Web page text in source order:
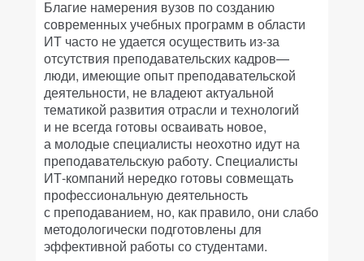
Благие намерения вузов по созданию
современных учебных программ в области
ИТ часто не удается осуществить из-за
отсутствия преподавательских кадров—
люди, имеющие опыт преподавательской
деятельности, не владеют актуальной
тематикой развития отрасли и технологий
и не всегда готовы осваивать новое,
а молодые специалисты неохотно идут на
преподавательскую работу. Специалисты
ИТ-компаний нередко готовы совмещать
профессиональную деятельность
с преподаванием, но, как правило, они слабо
методологически подготовлены для
эффективной работы со студентами.